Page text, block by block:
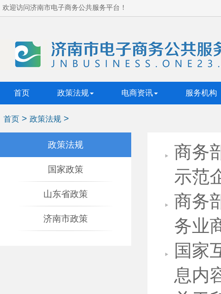
欢迎访问济南市电子商务公共服务平台！
首页 政策法规 电商资讯 服务机构
首页 > 政策法规 >
政策法规
国家政策
山东省政策
济南市政策
商务
示范
商务
务业
国家
息内